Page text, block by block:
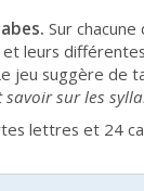
Sur
leurs
suggère
sur les
lettres et 24